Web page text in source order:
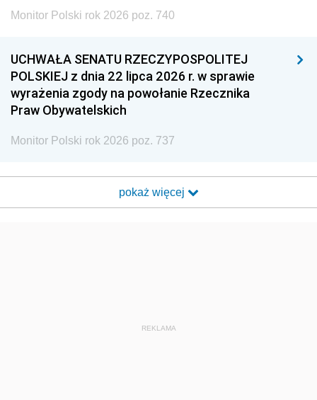
Monitor Polski rok 2026 poz. 740
UCHWAŁA SENATU RZECZYPOSPOLITEJ
POLSKIEJ z dnia 22 lipca 2026 r. w sprawie
wyrażenia zgody na powołanie Rzecznika
Praw Obywatelskich
Monitor Polski rok 2026 poz. 737
pokaż więcej
REKLAMA